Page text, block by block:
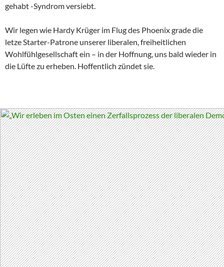
gehabt -Syndrom versiebt.
Wir legen wie Hardy Krüger im Flug des Phoenix grade die
letze Starter-Patrone unserer liberalen, freiheitlichen
Wohlfühlgesellschaft ein – in der Hoffnung, uns bald wieder in
die Lüfte zu erheben. Hoffentlich zündet sie.